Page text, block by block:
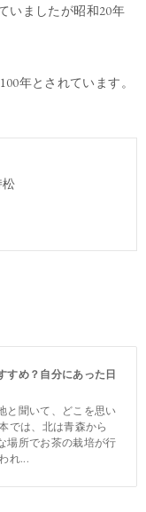
いましたが昭和20年
年とされています。
すめ？自分にあった日
と聞いて、どこを思い
では、北は青森から
場所でお茶の栽培が行
れ...